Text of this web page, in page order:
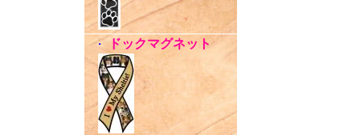
・ドックマグネット